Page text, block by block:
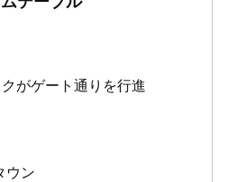
がゲート通りを行進
ウン